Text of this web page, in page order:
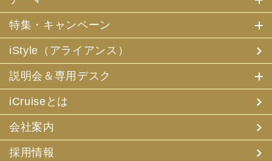
個人情報について、本人確認、本人との連絡その他、採
す。
3. お客様個人情報の第三者への提供
(1) 当社は、お申込みいただいた旅行サービスの手配及び
それらのサービスの受領のための手続に必要な範囲内、ま
保険の手続き上必要な範囲内で、それら運送・宿泊機関、
保険会社等に対し、お客様の氏名、性別、年齢、住所、電
話番号またはメールアドレス、パスポート番号、クレジッ
トカード番号を電磁的方法等で送付することにより提供い
(2) 当社は、旅行先でのお客様のお買い物等の便宜のた
特集・キャンペーン
iStyle（アライアンス）
説明会＆専用デスク
iCruiseとは
会社案内
採用情報